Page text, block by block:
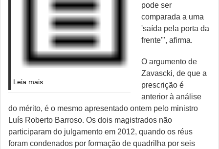
Leia mais
pode ser
comparada a uma
'saída pela porta da
frente'", afirma.
O argumento de
Zavascki, de que a
prescrição é
anterior à análise
do mérito, é o mesmo apresentado ontem pelo ministro
Luís Roberto Barroso. Os dois magistrados não
participaram do julgamento em 2012, quando os réus
foram condenados por formação de quadrilha por seis